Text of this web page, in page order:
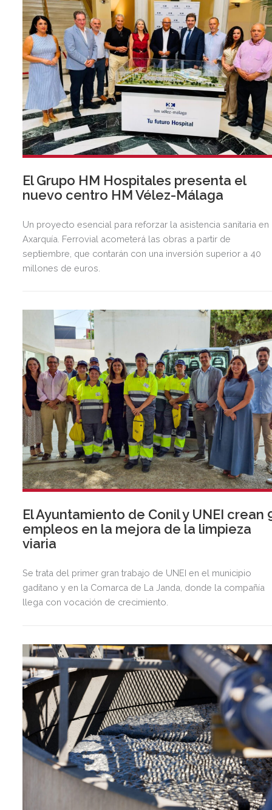
El Grupo HM Hospitales presenta el
nuevo centro HM Vélez-Málaga
Un proyecto esencial para reforzar la asistencia sanitaria en
Axarquía. Ferrovial acometerá las obras a partir de
septiembre, que contarán con una inversión superior a 40
millones de euros.
El Ayuntamiento de Conil y UNEI crean
empleos en la mejora de la limpieza
viaria
Se trata del primer gran trabajo de UNEI en el municipio
gaditano y en la Comarca de La Janda, donde la compañía
llega con vocación de crecimiento.